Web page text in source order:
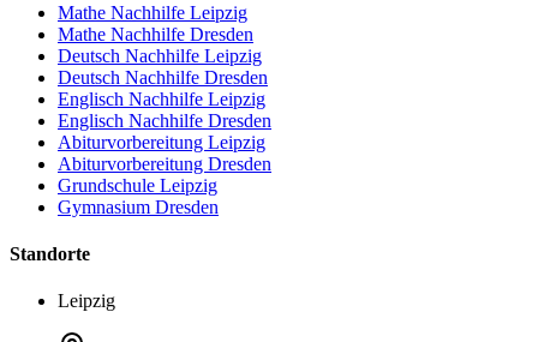
Mathe Nachhilfe Leipzig
Mathe Nachhilfe Dresden
Deutsch Nachhilfe Leipzig
Deutsch Nachhilfe Dresden
Englisch Nachhilfe Leipzig
Englisch Nachhilfe Dresden
Abiturvorbereitung Leipzig
Abiturvorbereitung Dresden
Grundschule Leipzig
Gymnasium Dresden
Standorte
Leipzig